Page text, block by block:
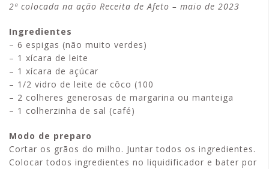
2ª colocada na ação Receita de Afeto – maio de 2023
Ingredientes
– 6 espigas (não muito verdes)
– 1 xícara de leite
– 1 xícara de açúcar
– 1/2 vidro de leite de côco (100
– 2 colheres generosas de margarina ou manteiga
– 1 colherzinha de sal (café)
Modo de preparo
Cortar os grãos do milho. Juntar todos os ingredientes.
Colocar todos ingredientes no liquidificador e bater por